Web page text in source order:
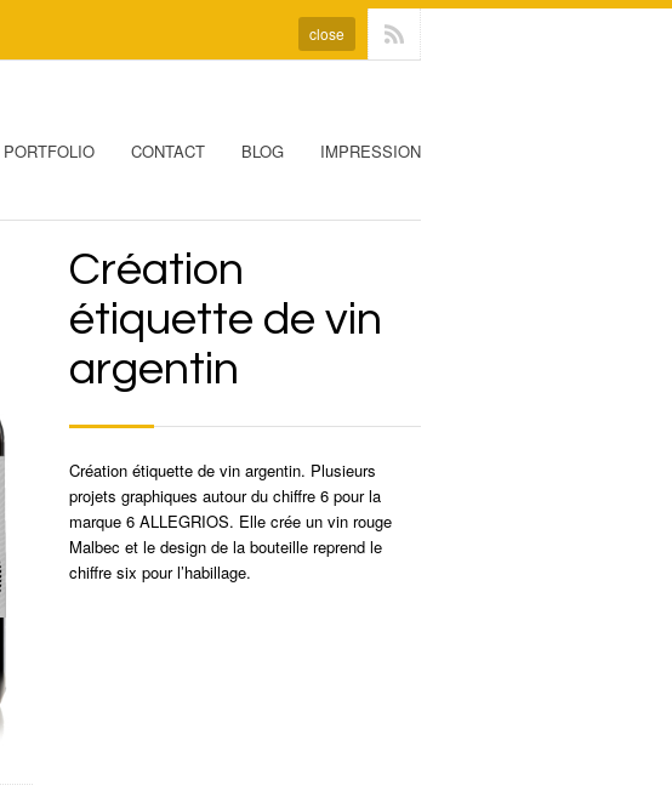
close
PORTFOLIO CONTACT BLOG IMPRESSION
Création
étiquette de vin
argentin
Création étiquette de vin argentin. Plusieurs
projets graphiques autour du chiffre 6 pour la
marque 6 ALLEGRIOS. Elle crée un vin rouge
Malbec et le design de la bouteille reprend le
chiffre six pour l’habillage.